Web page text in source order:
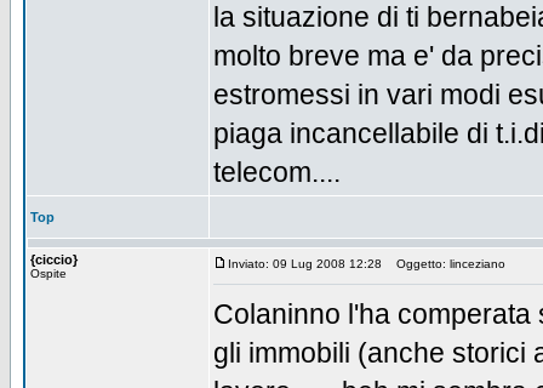
la situazione di ti
molto breve ma e' da
estromessi in vari modi
piaga incancellabile di
telecom....
Top
{ciccio}
Ospite
Inviato: 09 Lug 2008 12:28 Oggetto: linceziano
Colaninno l'ha
gli immobili (anche storici